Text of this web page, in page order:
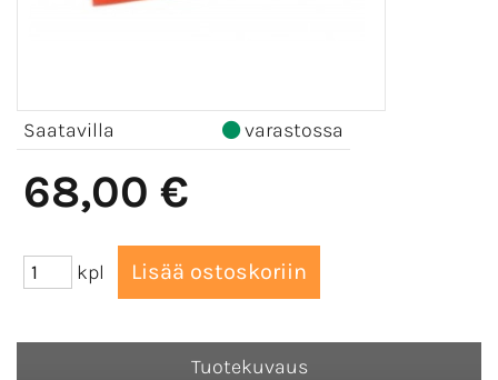
Saatavilla varastossa
68,00 €
kpl
Tuotekuvaus